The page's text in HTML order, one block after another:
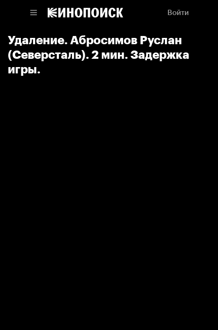
Войти
Удаление. Абросимов Руслан
(Северсталь). 2 мин. Задержка
игры.